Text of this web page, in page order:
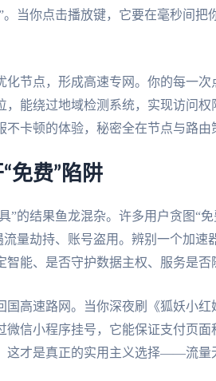
当你点击播放键，它要在毫秒间把
节点，形成高速专网。你的每一次
能绕过地域检测系统，实现访问权
卡顿的体验，秘密全在节点与路由
免费”陷阱
”的结果鱼龙混杂。许多用户贪图“
量劫持、账号盗用。辨别一个加速
能、是否守护数据主权、服务是否
高速路网。当你深夜刷《狐妖小红
信小程序挂号，它能保证支付页面
这才是真正的实用主义选择——流量